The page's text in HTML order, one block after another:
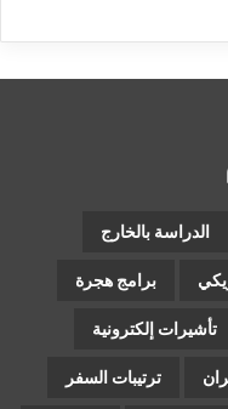
الدراسة بالخارج
برامج هجرة
تأشيرات إلكترونية
ترتيبات السفر